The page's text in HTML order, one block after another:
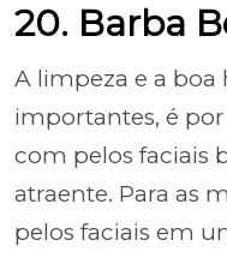
20. Barba
A limpeza e a
importantes, é
com pelos faciais
atraente. Para as
pelos faciais em